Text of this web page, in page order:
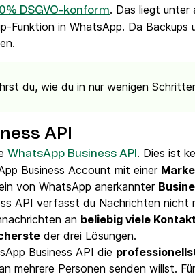
DSGVO-konform. Das liegt unter
Funktion in WhatsApp. Da
du, wie du in nur wenigen
API
WhatsApp Business API . Dies ist
Business Account mit einer
von WhatsApp anerkannter
API verfasst du Nachrichten nicht
an beliebig viele
der drei Lösungen.
Business API die
mehrere Personen senden willst.